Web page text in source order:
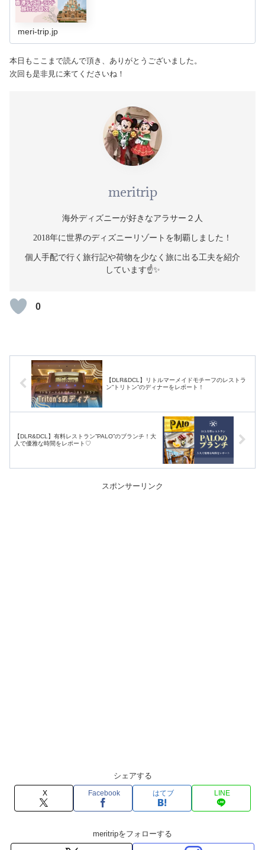
meri-trip.jp
本日もここまで読んで頂き、ありがとうございました。
次回も是非見に来てくださいね！
meritrip
海外ディズニーが好きなアラサー２人
2018年に世界のディズニーリゾートを制覇しました！
個人手配で行く旅行記や荷物を少なく旅に出る工夫を紹介
しています☝️✨
0
【DLR&DCL】リトルマーメイドモチーフのレストラ
ン”トリトン”のディナーをレポート！
【DLR&DCL】有料レストラン”PALO”のブランチ！大
人で優雅な時間をレポート♡
スポンサーリンク
シェアする
X Facebook はてブ LINE
meritripをフォローする